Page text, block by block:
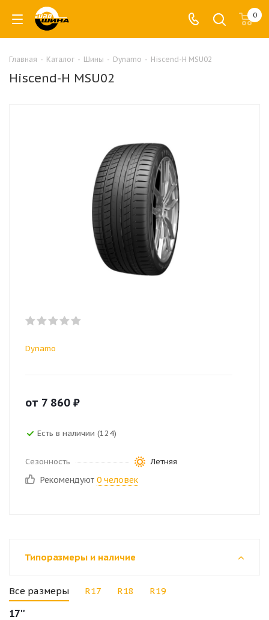
0
Главная - Каталог - Шины - Dynamo - Hiscend-H MSU02
Hiscend-H MSU02
Dynamo
от 7 860 ₽
Есть в наличии (124)
Сезонность Летняя
Рекомендуют 0 человек
Типоразмеры и наличие
Все размеры R17 R18 R19
17''